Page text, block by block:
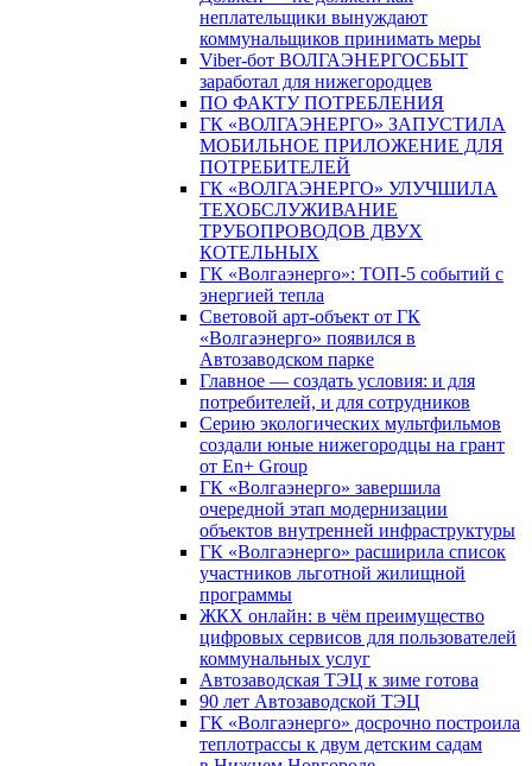
неплательщики вынуждают
коммунальщиков принимать меры
Viber-бот ВОЛГАЭНЕРГОСБЫТ
заработал для нижегородцев
ПО ФАКТУ ПОТРЕБЛЕНИЯ
ГК «ВОЛГАЭНЕРГО» ЗАПУСТИЛА
МОБИЛЬНОЕ ПРИЛОЖЕНИЕ ДЛЯ
ПОТРЕБИТЕЛЕЙ
ГК «ВОЛГАЭНЕРГО» УЛУЧШИЛА
ТЕХОБСЛУЖИВАНИЕ
ТРУБОПРОВОДОВ ДВУХ
КОТЕЛЬНЫХ
ГК «Волгаэнерго»: ТОП-5 событий с
энергией тепла
Световой арт-объект от ГК
«Волгаэнерго» появился в
Автозаводском парке
Главное — создать условия: и для
потребителей, и для сотрудников
Серию экологических мультфильмов
создали юные нижегородцы на грант
от En+ Group
ГК «Волгаэнерго» завершила
очередной этап модернизации
объектов внутренней инфраструктуры
ГК «Волгаэнерго» расширила список
участников льготной жилищной
программы
ЖКХ онлайн: в чём преимущество
цифровых сервисов для пользователей
коммунальных услуг
Автозаводская ТЭЦ к зиме готова
90 лет Автозаводской ТЭЦ
ГК «Волгаэнерго» досрочно построила
теплотрассы к двум детским садам